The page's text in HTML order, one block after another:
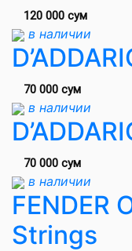
120 000 сум
в наличии
70 000 сум
в наличии
70 000 сум
в наличии
FENDER
Strings